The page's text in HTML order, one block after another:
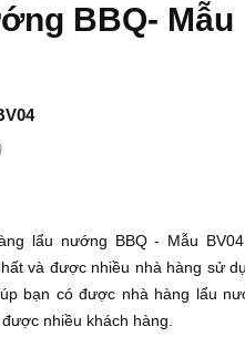
BBQ- Mẫu
lẩu nướng BBQ - Mẫu
và được nhiều nhà hàng sử
bạn có được nhà hàng lẩu
nhiều khách hàng.